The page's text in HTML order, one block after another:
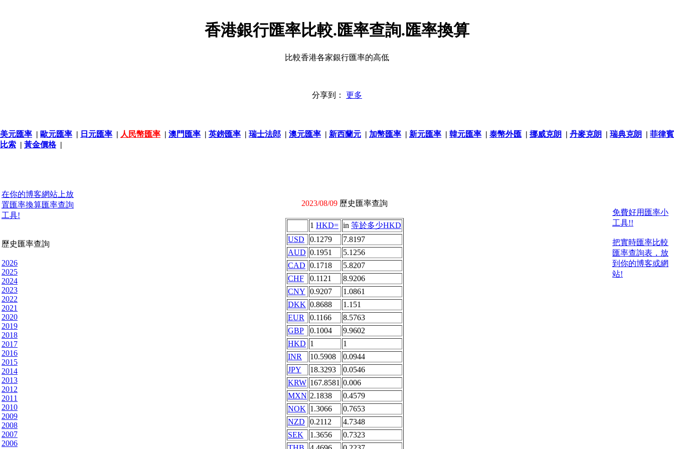
香港銀行匯率比較.匯率查詢.匯率換算
比較香港各家銀行匯率的高低
分享到： 更多
美元匯率 | 歐元匯率 | 日元匯率 | 人民幣匯率 | 澳門匯率 | 英鎊匯率 | 瑞士法郎 | 澳元匯率 | 新西蘭元 | 加幣匯率 | 新元匯率 | 韓元匯率 | 泰幣外匯 | 挪威克朗 | 丹麥克朗 | 瑞典克朗 | 菲律賓
比索 | 黃金價格|
在你的博客網站上放
置匯率換算匯率查詢
工具!
歷史匯率查詢
2026
2025
2024
2023
2022
2021
2020
2019
2018
2017
2016
2015
2014
2013
2012
2011
2010
2009
2008
2007
2006
2023/08/09 歷史匯率查詢
1 HKD= in 等於多少HKD
USD
0.1279
7.8197
AUD 0.1951
5.1256
CAD 0.1718
5.8207
CHF
0.1121
8.9206
CNY 0.9207
1.0861
DKK 0.8688
1.151
EUR
0.1166
8.5763
GBP
0.1004
9.9602
HKD 1
1
INR
10.5908
0.0944
JPY
18.3293
0.0546
KRW 167.8581 0.006
MXN 2.1838
0.4579
NOK 1.3066
0.7653
NZD
0.2112
4.7348
SEK
1.3656
0.7323
免費好用匯率小
工具!!
把實時匯率比較
匯率查詢表，放
到你的博客或網
站!